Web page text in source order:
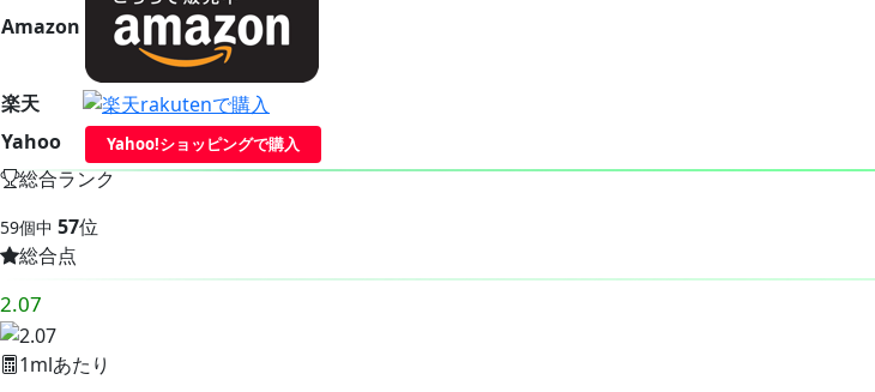
Amazon
楽天
Yahoo
Yahoo!ショッピングで購入
総合ランク
59個中 57位
総合点
2.07
1mlあたり